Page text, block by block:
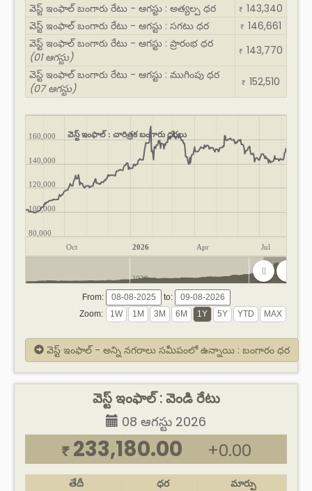
వెస్ట్ ఇంఫాల్ బంగారు రేటు - ఆగస్టు : అత్యల్ప ధర
₹ 143,340
వెస్ట్ ఇంఫాల్ బంగారు రేటు - ఆగస్టు : సగటు ధర
₹ 146,661
వెస్ట్ ఇంఫాల్ బంగారు రేటు - ఆగస్టు : ప్రారంభ ధర
(01 ఆగస్టు)
₹ 143,770
వెస్ట్ ఇంఫాల్ బంగారు రేటు - ఆగస్టు : ముగింపు ధర
(07 ఆగస్టు)
₹ 152,510
వెస్ట్ ఇంఫాల్ : చారిత్రక బంగారు ధరలు
Oct 2026 Apr Jul
80,000
100,000
120,000
140,000
160,000
2020 2025
From:
to:
Zoom:
వెస్ట్ ఇంఫాల్ - అన్ని నగరాలు సమీపంలో ఉన్నాయి : బంగారం ధర
వెస్ట్ ఇంఫాల్ : వెండి రేటు
08 ఆగస్టు 2026
₹ 233,180.00 +0.00
తేదీ ధర
మార్పు